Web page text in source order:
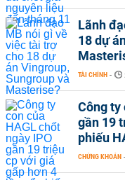
Lãnh
18 dự
TÀI CHÍNH -
Công ty
gần 19
phiếu
CHỨNG KHOÁN -